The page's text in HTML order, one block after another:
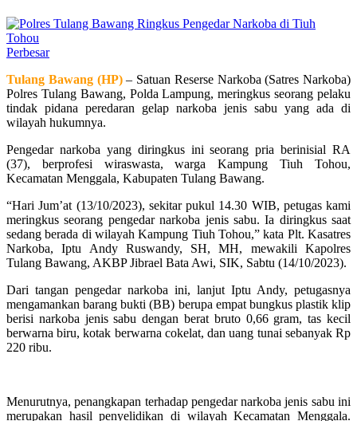
Perbesar
Tulang Bawang (HP)– Satuan Reserse Narkoba (Satres Narkoba)
Polres Tulang Bawang, Polda Lampung, meringkus seorang pelaku
tindak pidana peredaran gelap narkoba jenis sabu yang ada di
wilayah hukumnya.
Pengedar narkoba yang diringkus ini seorang pria berinisial RA
(37), berprofesi wiraswasta, warga Kampung Tiuh Tohou,
Kecamatan Menggala, Kabupaten Tulang Bawang.
“Hari Jum’at (13/10/2023), sekitar pukul 14.30 WIB, petugas kami
meringkus seorang pengedar narkoba jenis sabu. Ia diringkus saat
sedang berada di wilayah Kampung Tiuh Tohou,” kata Plt. Kasatres
Narkoba, Iptu Andy Ruswandy, SH, MH, mewakili Kapolres
Tulang Bawang, AKBP Jibrael Bata Awi, SIK, Sabtu (14/10/2023).
Dari tangan pengedar narkoba ini, lanjut Iptu Andy, petugasnya
mengamankan barang bukti (BB) berupa empat bungkus plastik klip
berisi narkoba jenis sabu dengan berat bruto 0,66 gram, tas kecil
berwarna biru, kotak berwarna cokelat, dan uang tunai sebanyak Rp
220 ribu.
Menurutnya, penangkapan terhadap pengedar narkoba jenis sabu ini
merupakan hasil penyelidikan di wilayah Kecamatan Menggala.